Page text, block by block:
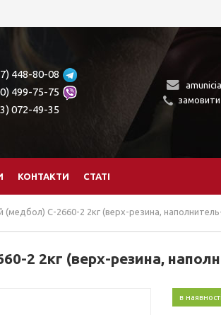
448-80-08
499-75-75
072-49-35
замовити
КОНТАКТИ СТАТІ
C-2660-2 2кг (верх-резина,
2 2кг (верх-резина,
в наявності